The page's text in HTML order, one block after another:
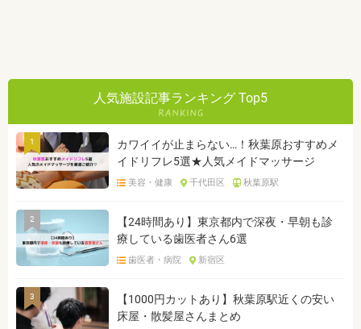
人気施設記事ランキング Top5
1
カワイイが止まらない…！秋葉原おすすめメ
イドリフレ5選★人気メイドマッサージ
美容・健康 千代田区 秋葉原駅
2
【24時間あり】東京都内で深夜・早朝も診
療している歯医者さん6選
歯医者・病院 新宿区
3
【1000円カットあり】秋葉原駅近くの安い
床屋・散髪屋さんまとめ